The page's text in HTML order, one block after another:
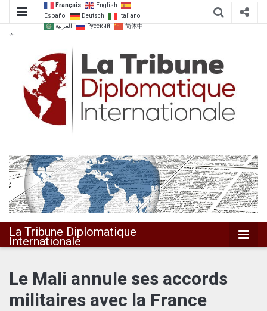
Français
English
Español
Deutsch
Italiano
العربية
Русский
简体中
文
La Tribune
Diplomatique
Internationale
La Tribune Diplomatique
Internationale
Le Mali annule ses accords
militaires avec la France